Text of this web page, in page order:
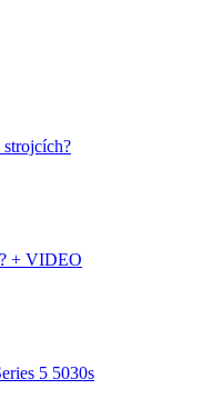
strojcích?
+ VIDEO
5 5030s